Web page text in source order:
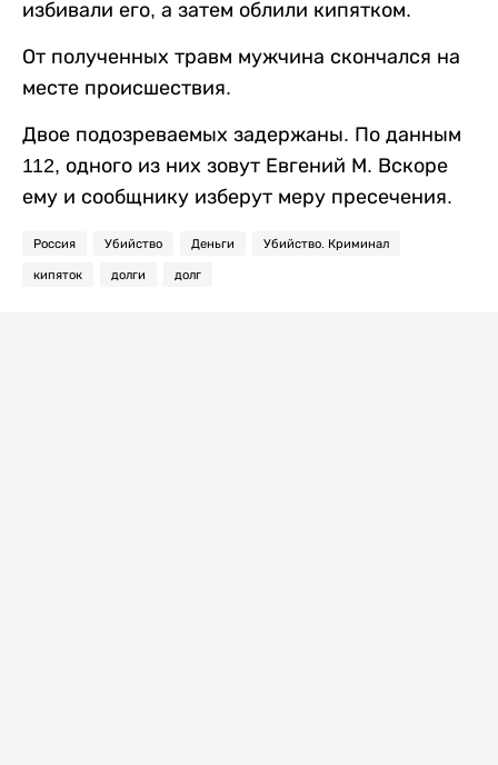
избивали его, а затем облили кипятком.
От полученных травм мужчина скончался на
месте происшествия.
Двое подозреваемых задержаны. По данным
112, одного из них зовут Евгений М. Вскоре
ему и сообщнику изберут меру пресечения.
Россия Убийство Деньги Убийство. Криминал
кипяток долги долг